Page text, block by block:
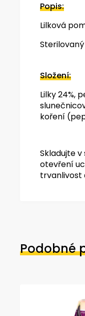
Popis:
Lilková
Složení:
Lilky 24%,
koření
Skladujte
otevření
trvanlivost
Podobné